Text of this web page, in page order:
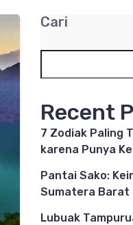
Cari
Recent
7 Zodiak Paling
karena Punya
Pantai Sako:
Sumatera Barat
Lubuak